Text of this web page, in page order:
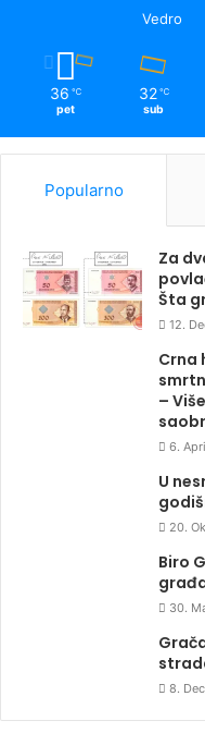
Vedro
36 ℃
pet
32 ℃
sub
Popularno
Za
Šta
12.
Crna
–
6.
U
20.
Biro
30.
8.